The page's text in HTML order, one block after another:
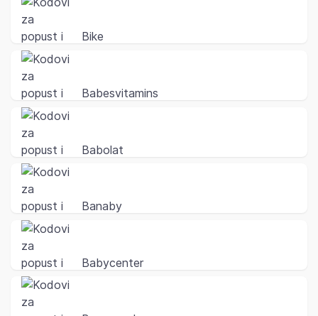
Bike
Babesvitamins
Babolat
Banaby
Babycenter